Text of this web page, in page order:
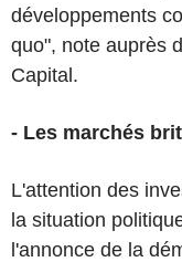
développements
quo", note auprès
Capital.
- Les marchés
L'attention des
la situation
l'annonce de la